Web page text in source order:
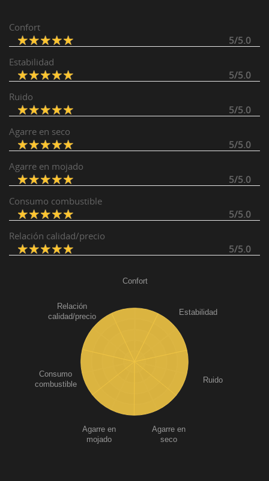
Confort
5/5.0
Estabilidad
5/5.0
Ruido
5/5.0
Agarre en seco
5/5.0
Agarre en mojado
5/5.0
Consumo combustible
5/5.0
Relación calidad/precio
5/5.0
Confort
Estabilidad
Ruido
Agarre en
seco
Agarre en
mojado
Consumo
combustible
Relación
calidad/precio